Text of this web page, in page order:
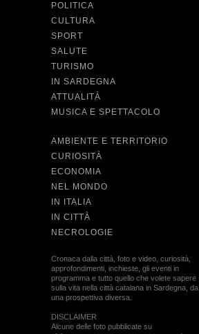
POLITICA
CULTURA
SPORT
SALUTE
TURISMO
IN SARDEGNA
ATTUALITÀ
MUSICA E SPETTACOLO
AMBIENTE E TERRITORIO
CURIOSITÀ
ECONOMIA
NEL MONDO
IN ITALIA
IN CITTÀ
NECROLOGIE
Cronaca dalla città, foto e video, curiosità,
approfondimenti, inchieste, gli eventi in
programma e tutto quello che volete sapere
sulla vita nella città catalana in Sardegna, da
una prospettiva diversa.
DISCLAIMER
Alcune delle foto pubblicate su